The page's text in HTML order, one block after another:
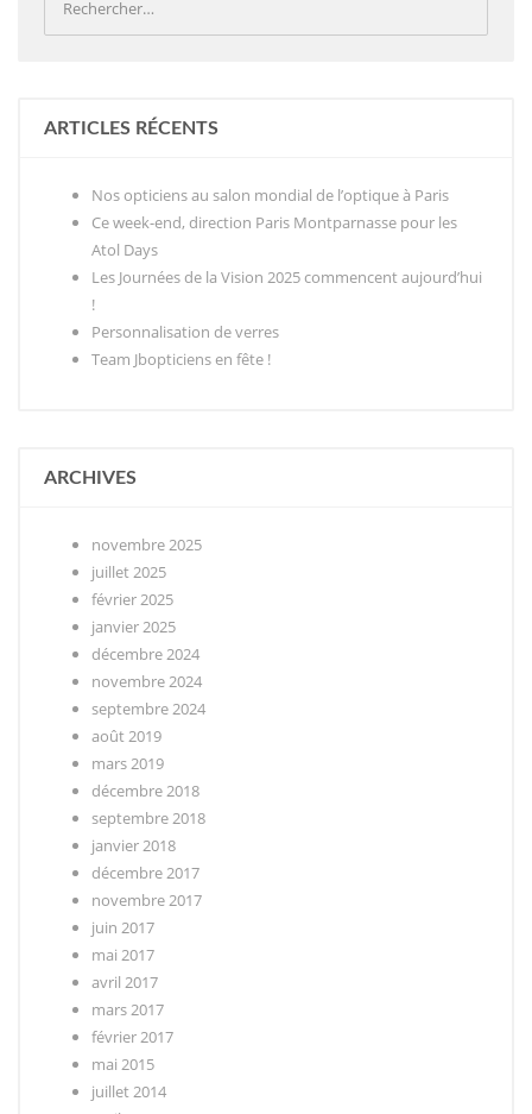
ARTICLES RÉCENTS
Nos opticiens au salon mondial de l’optique à Paris
Ce week-end, direction Paris Montparnasse pour les
Atol Days
Les Journées de la Vision 2025 commencent aujourd’hui
!
Personnalisation de verres
Team Jbopticiens en fête !
ARCHIVES
novembre 2025
juillet 2025
février 2025
janvier 2025
décembre 2024
novembre 2024
septembre 2024
août 2019
mars 2019
décembre 2018
septembre 2018
janvier 2018
décembre 2017
novembre 2017
juin 2017
mai 2017
avril 2017
mars 2017
février 2017
mai 2015
juillet 2014